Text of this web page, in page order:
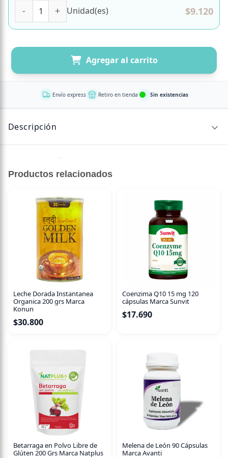
Unidad(es) $9.120
Agregar al carrito
Envío express Retiro en tienda Sin existencias
Descripción
Sin descripción disponible.
Productos relacionados
Leche Dorada Instantanea
Organica 200 grs Marca
Konun
$30.800
Coenzima Q10 15 mg 120
cápsulas Marca Sunvit
$17.690
Betarraga en Polvo Libre de
Glúten 200 Grs Marca Natplus
Melena de León 90 Cápsulas
Marca Avanti